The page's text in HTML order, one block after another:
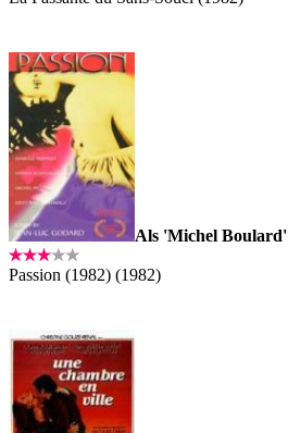
Als 'Michel Boulard'
Passion (1982) (1982)